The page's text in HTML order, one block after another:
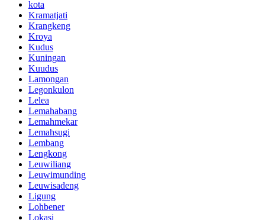
kota
Kramatjati
Krangkeng
Kroya
Kudus
Kuningan
Kuudus
Lamongan
Legonkulon
Lelea
Lemahabang
Lemahmekar
Lemahsugi
Lembang
Lengkong
Leuwiliang
Leuwimunding
Leuwisadeng
Ligung
Lohbener
Lokasi